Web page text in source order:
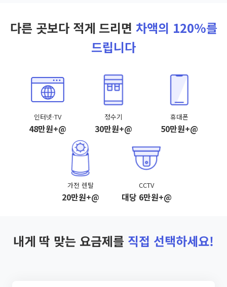
다른 곳보다 적게 드리면 차액의 120%를
드립니다
인터넷·TV
48만원+@
정수기
30만원+@
휴대폰
50만원+@
가전 렌탈
20만원+@
CCTV
대당 6만원+@
내게 딱 맞는 요금제를 직접 선택하세요!